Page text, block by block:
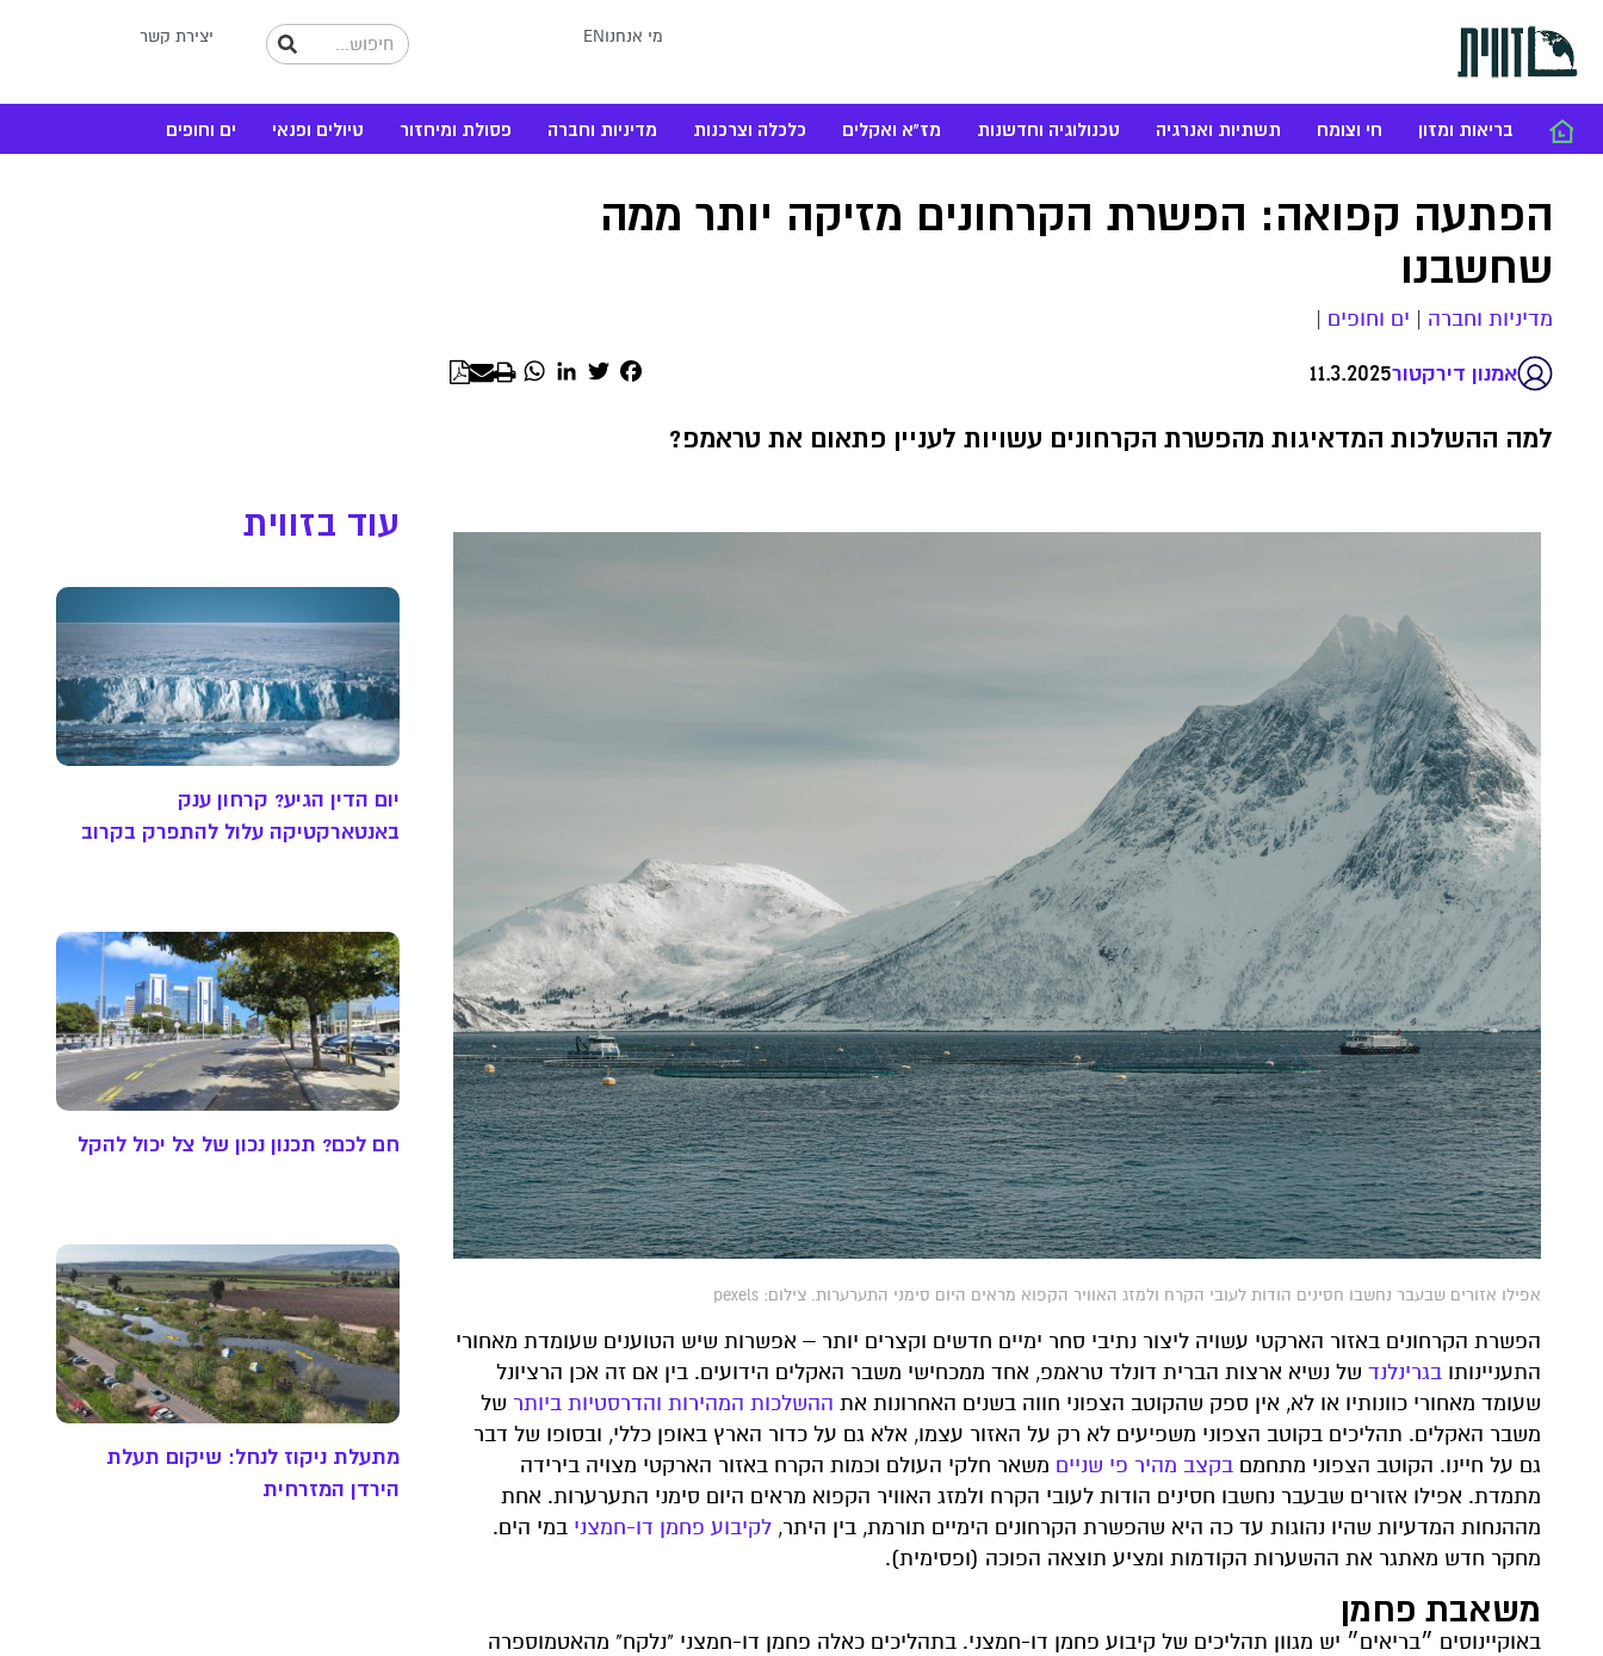
מי אנחנוEN יצירת קשר
בריאות ומזון חי וצומח תשתיות ואנרגיה טכנולוגיה וחדשנות מז"א ואקלים כלכלה וצרכנות מדיניות וחברה פסולת ומיחזור טיולים ופנאי ים וחופים
הפתעה קפואה: הפשרת הקרחונים מזיקה יותר ממה
שחשבנו
מדיניות וחברה ים וחופים
אמנון דירקטור11.3.2025
Facebook
Twitter
LinkedIn
WhatsApp
למה ההשלכות המדאיגות מהפשרת הקרחונים עשויות לעניין פתאום את טראמפ?
אפילו אזורים שבעבר נחשבו חסינים הודות לעובי הקרח ולמזג האוויר הקפוא מראים היום סימני התערערות. צילום: pexels
הפשרת הקרחונים באזור הארקטי עשויה ליצור נתיבי סחר ימיים חדשים וקצרים יותר – אפשרות שיש הטוענים שעומדת מאחורי
התעניינותו בגרינלנד של נשיא ארצות הברית דונלד טראמפ, אחד ממכחישי משבר האקלים הידועים. בין אם זה אכן הרציונל
שעומד מאחורי כוונותיו או לא, אין ספק שהקוטב הצפוני חווה בשנים האחרונות את ההשלכות המהירות והדרסטיות ביותר של
משבר האקלים. תהליכים בקוטב הצפוני משפיעים לא רק על האזור עצמו, אלא גם על כדור הארץ באופן כללי, ובסופו של דבר
גם על חיינו. הקוטב הצפוני מתחמם בקצב מהיר פי שניים משאר חלקי העולם וכמות הקרח באזור הארקטי מצויה בירידה
מתמדת. אפילו אזורים שבעבר נחשבו חסינים הודות לעובי הקרח ולמזג האוויר הקפוא מראים היום סימני התערערות. אחת
מההנחות המדעיות שהיו נהוגות עד כה היא שהפשרת הקרחונים הימיים תורמת, בין היתר, לקיבוע פחמן דו-חמצני במי הים.
מחקר חדש מאתגר את ההשערות הקודמות ומציע תוצאה הפוכה (ופסימית).
משאבת פחמן
באוקיינוסים ״בריאים״ יש מגוון תהליכים של קיבוע פחמן דו-חמצני. בתהליכים כאלה פחמן דו-חמצני "נלקח" מהאטמוספרה
עוד בזווית
יום הדין הגיע? קרחון ענק
באנטארקטיקה עלול להתפרק בקרוב
חם לכם? תכנון נכון של צל יכול להקל
מתעלת ניקוז לנחל: שיקום תעלת
הירדן המזרחית